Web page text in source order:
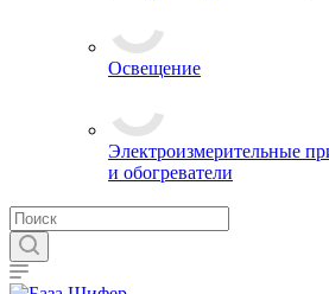
Освещение
Электроизмерительные
и обогреватели